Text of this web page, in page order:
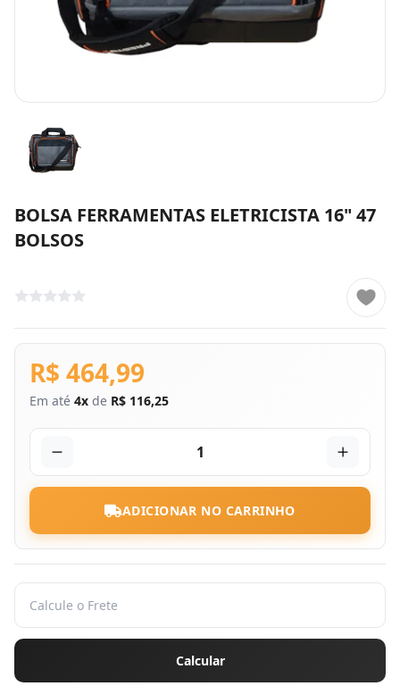
BOLSA FERRAMENTAS ELETRICISTA 16" 47
BOLSOS
R$ 464,99
Em até 4x de R$ 116,25
1
ADICIONAR NO CARRINHO